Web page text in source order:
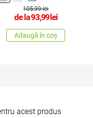
105,99 lei
de la93,99 lei
Adaugă în coș
acest produs